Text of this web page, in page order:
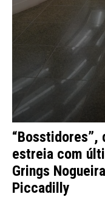
estreia com
Grings
Piccadilly